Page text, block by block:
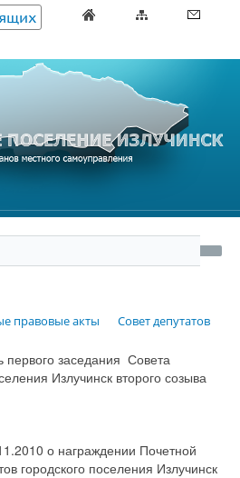
правовые акты
Совет депутатов
первого заседания Совета
Излучинск второго созыва
о награждении Почетной
городского поселения Излучинск